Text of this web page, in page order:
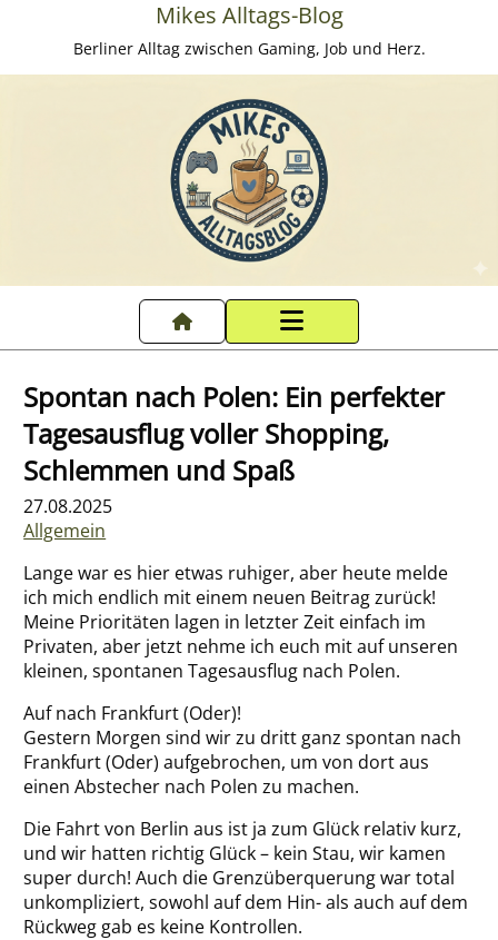
Mikes Alltags-Blog
Berliner Alltag zwischen Gaming, Job und Herz.
Datenschutzerklärung
Impressum
Über mich
Spontan nach Polen: Ein perfekter
Tagesausflug voller Shopping,
Schlemmen und Spaß
27.08.2025
Allgemein
Lange war es hier etwas ruhiger, aber heute melde
ich mich endlich mit einem neuen Beitrag zurück!
Meine Prioritäten lagen in letzter Zeit einfach im
Privaten, aber jetzt nehme ich euch mit auf unseren
kleinen, spontanen Tagesausflug nach Polen.
Auf nach Frankfurt (Oder)!
Gestern Morgen sind wir zu dritt ganz spontan nach
Frankfurt (Oder) aufgebrochen, um von dort aus
einen Abstecher nach Polen zu machen.
Die Fahrt von Berlin aus ist ja zum Glück relativ kurz,
und wir hatten richtig Glück – kein Stau, wir kamen
super durch! Auch die Grenzüberquerung war total
unkompliziert, sowohl auf dem Hin- als auch auf dem
Rückweg gab es keine Kontrollen.